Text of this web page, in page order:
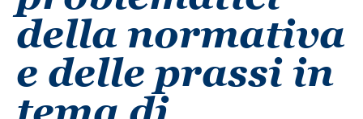
della normativa
e delle prassi in